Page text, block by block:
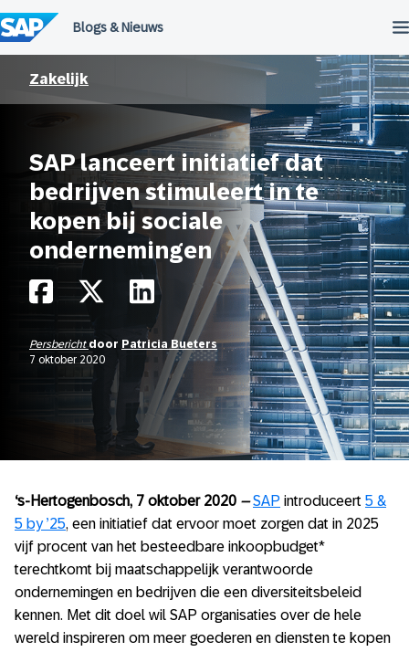
naar
de
inhoud
Zakelijk
SAP lanceert initiatief dat
bedrijven stimuleert in te
kopen bij sociale
ondernemingen
Persberichtdoor Patricia Bueters
7 oktober 2020
‘s-Hertogenbosch, 7 oktober 2020 – SAP introduceert 5 &
5 by ’25, een initiatief dat ervoor moet zorgen dat in 2025
vijf procent van het besteedbare inkoopbudget*
terechtkomt bij maatschappelijk verantwoorde
ondernemingen en bedrijven die een diversiteitsbeleid
kennen. Met dit doel wil SAP organisaties over de hele
wereld inspireren om meer goederen en diensten te kopen